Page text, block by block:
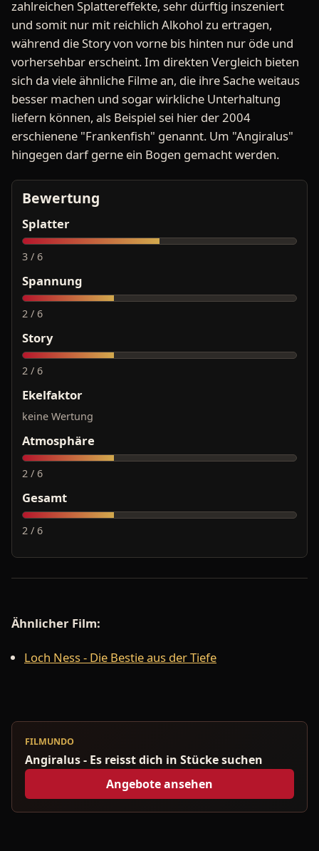
zahlreichen Splattereffekte, sehr dürftig inszeniert
und somit nur mit reichlich Alkohol zu ertragen,
während die Story von vorne bis hinten nur öde und
vorhersehbar erscheint. Im direkten Vergleich bieten
sich da viele ähnliche Filme an, die ihre Sache weitaus
besser machen und sogar wirkliche Unterhaltung
liefern können, als Beispiel sei hier der 2004
erschienene "Frankenfish" genannt. Um "Angiralus"
hingegen darf gerne ein Bogen gemacht werden.
Bewertung
Splatter
3 / 6
Spannung
2 / 6
Story
2 / 6
Ekelfaktor
keine Wertung
Atmosphäre
2 / 6
Gesamt
2 / 6
Ähnlicher Film:
Loch Ness - Die Bestie aus der Tiefe
FILMUNDO
Angiralus - Es reisst dich in Stücke suchen
Angebote ansehen